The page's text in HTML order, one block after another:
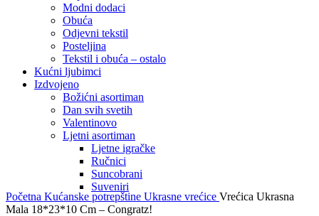
Modni dodaci
Obuća
Odjevni tekstil
Posteljina
Tekstil i obuća – ostalo
Kućni ljubimci
Izdvojeno
Božićni asortiman
Dan svih svetih
Valentinovo
Ljetni asortiman
Ljetne igračke
Ručnici
Suncobrani
Suveniri
Početna Kućanske potrepštine Ukrasne vrećice Vrećica Ukrasna
Mala 18*23*10 Cm – Congratz!